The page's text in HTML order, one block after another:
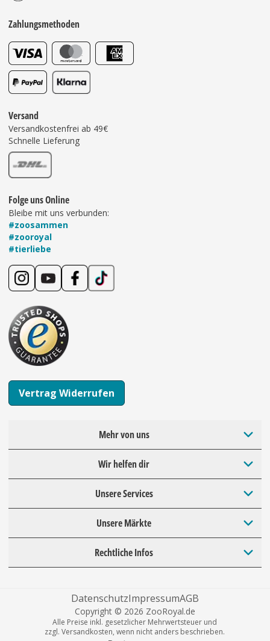
Zahlungsmethoden
Versand
Versandkostenfrei ab 49€
Schnelle Lieferung
Folge uns Online
Bleibe mit uns verbunden:
#zoosammen
#zooroyal
#tierliebe
Vertrag Widerrufen
Mehr von uns
Wir helfen dir
Unsere Services
Unsere Märkte
Rechtliche Infos
DatenschutzImpressumAGB
Copyright © 2026 ZooRoyal.de
Alle Preise inkl. gesetzlicher Mehrwertsteuer und
zzgl. Versandkosten, wenn nicht anders beschrieben.